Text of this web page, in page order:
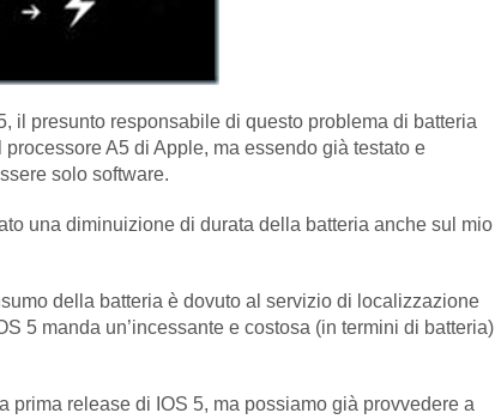
il presunto responsabile di questo problema di batteria
A5 di Apple, ma essendo già testato e
solo software.
una diminuizione di durata della batteria anche sul mio
della batteria è dovuto al servizio di localizzazione
5 manda un’incessante e costosa (in termini di batteria)
release di IOS 5, ma possiamo già provvedere a